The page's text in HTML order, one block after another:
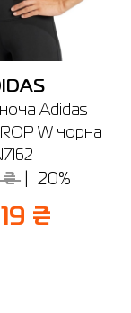
Adidas
W чорна
₴ 20%
₴